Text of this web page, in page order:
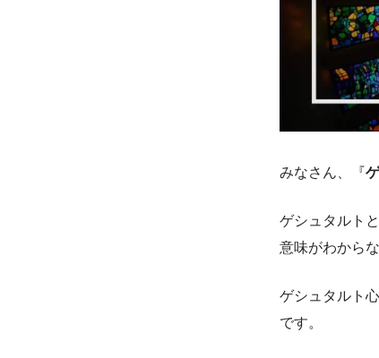
みなさん、『
ゲシュタルト
意味がわから
ゲシュタルト
です。